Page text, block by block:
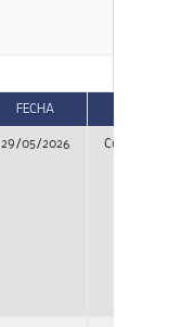
FECHA
29/05/2026 Concurso